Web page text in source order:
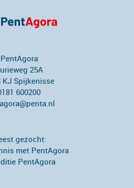
PentAgora
25A
KJ Spijkenisse
600200
gezocht:
met PentAgora
PentAgora